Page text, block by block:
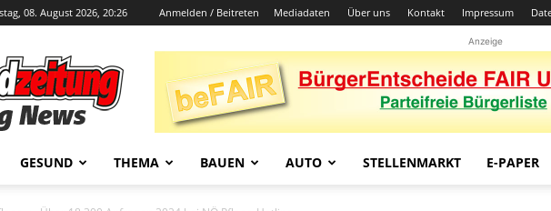
08. August 2026, 20:26 Anmelden / Beitreten Mediadaten Über uns Kontakt Impressum
stadtlandzeitung
Anzeige
GESUND THEMA BAUEN AUTO STELLENMARKT E-PAPER